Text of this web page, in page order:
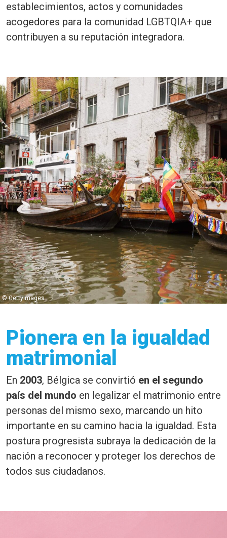
establecimientos, actos y comunidades
acogedores para la comunidad LGBTQIA+ que
contribuyen a su reputación integradora.
© GettyImages
Pionera en la igualdad
matrimonial
En 2003, Bélgica se convirtió en el segundo
país del mundo en legalizar el matrimonio entre
personas del mismo sexo, marcando un hito
importante en su camino hacia la igualdad. Esta
postura progresista subraya la dedicación de la
nación a reconocer y proteger los derechos de
todos sus ciudadanos.